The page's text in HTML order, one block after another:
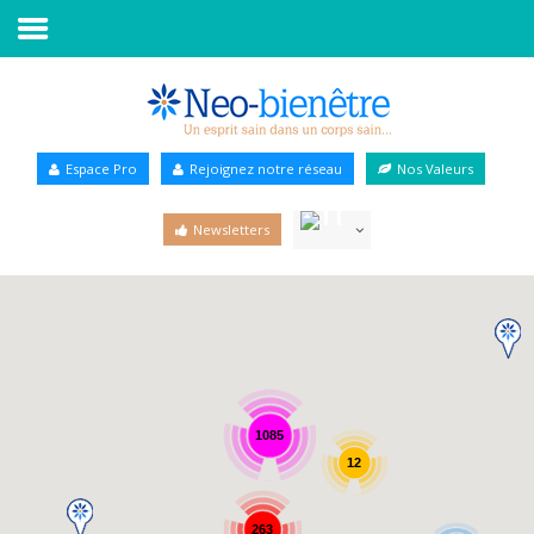
Annuaire Bien-être
Espace Pro Rejoignez notre réseau Nos Valeurs
Newsletters
1085
263
12